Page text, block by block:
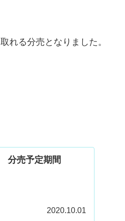
れる分売となりました。
分売予定期間
2020.10.01